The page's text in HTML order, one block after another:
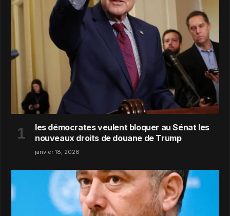
les démocrates veulent bloquer au Sénat les
nouveaux droits de douane de Trump
janvier 18, 2026